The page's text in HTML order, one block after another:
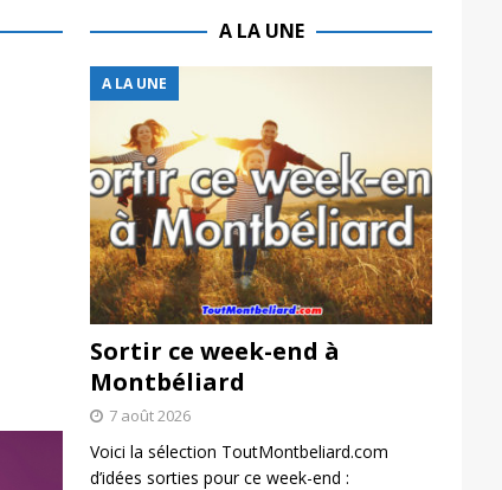
A LA UNE
A LA UNE
Sortir ce week-end à
Montbéliard
7 août 2026
Voici la sélection ToutMontbeliard.com
d’idées sorties pour ce week-end :